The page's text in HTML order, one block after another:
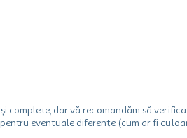
complete, dar vă recomandăm să
eventuale diferențe (cum ar fi